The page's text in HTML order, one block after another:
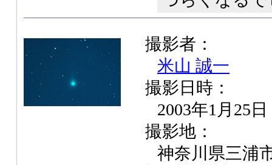
撮影者：
米山 誠一
撮影日時：
2003年1月25
撮影地：
神奈川県三浦